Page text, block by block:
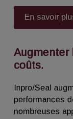
N'essayez
en une
prenant soin
du boîtier à
vérifiez la
En savoir
Augmenter
coûts.
Inpro/Seal
performances
nombreuses